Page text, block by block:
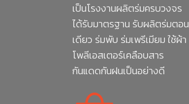
เป็นโรงงานผลิตร่มครบวงจร
ได้รับมาตรฐาน รับผลิตร่มตอน
เดียว ร่มพับ ร่มเพรีเมียม ใช้ผ้า
โพลีเอสเตอร์เคลือบสาร
กันแดดกันฝนเป็นอย่างดี